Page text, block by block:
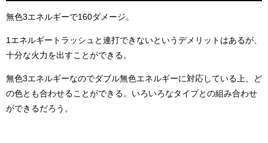
無色3エネルギーで160ダメージ。
1エネルギートラッシュと連打できないというデメリットはあるが、
十分な火力を出すことができる。
無色3エネルギーなのでダブル無色エネルギーに対応している上、ど
の色とも合わせることができる。いろいろなタイプとの組み合わせ
ができるだろう。